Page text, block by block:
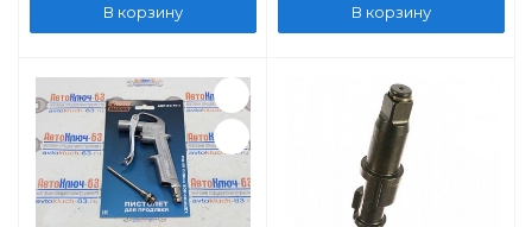
В корзину В корзину